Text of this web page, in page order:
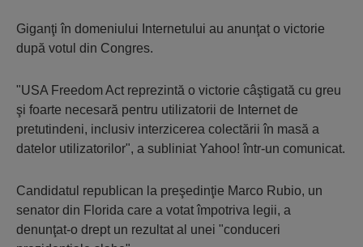
Giganţi în domeniului Internetului au anunţat o victorie
după votul din Congres.
"USA Freedom Act reprezintă o victorie câştigată cu greu
şi foarte necesară pentru utilizatorii de Internet de
pretutindeni, inclusiv interzicerea colectării în masă a
datelor utilizatorilor", a subliniat Yahoo! într-un comunicat.
Candidatul republican la preşedinţie Marco Rubio, un
senator din Florida care a votat împotriva legii, a
denunţat-o drept un rezultat al unei "conduceri